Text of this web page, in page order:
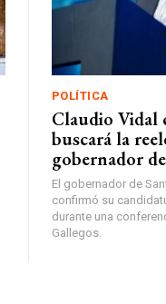
POLÍTICA
Claudio Vidal
buscará la
gobernador
El gobernador de
confirmó su
durante una
Gallegos.